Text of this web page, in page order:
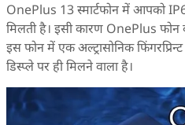
OnePlus 13 स्मार्टफोन में आपको
मिलती है। इसी कारण OnePlus फोन
इस फोन में एक अल्ट्रासोनिक
डिस्प्ले पर ही मिलने वाला है।